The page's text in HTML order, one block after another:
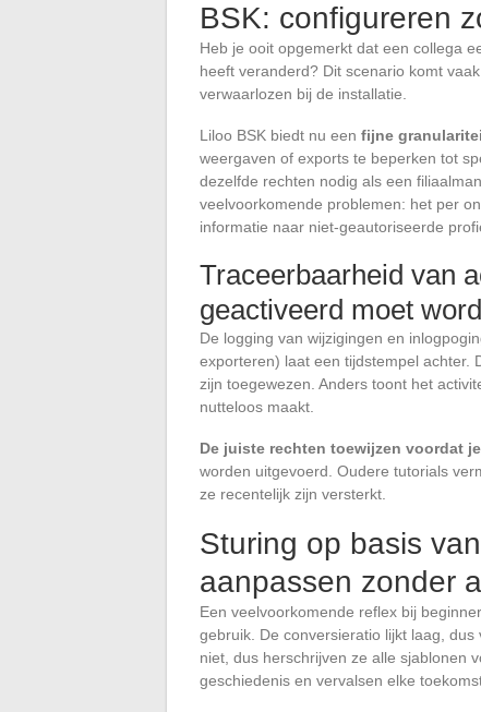
BSK: configureren
Heb je ooit opgemerkt dat een collega
heeft veranderd? Dit scenario komt
verwaarlozen bij de installatie.
Liloo BSK biedt nu een fijne
weergaven of exports te beperken tot
dezelfde rechten nodig als een
veelvoorkomende problemen: het per
informatie naar niet-geautoriseerde
Traceerbaarheid van
geactiveerd moet
De logging van wijzigingen en
exporteren) laat een tijdstempel achter.
zijn toegewezen. Anders toont het
nutteloos maakt.
De juiste rechten toewijzen voordat
worden uitgevoerd. Oudere tutorials
ze recentelijk zijn versterkt.
Sturing op basis
aanpassen zonder
Een veelvoorkomende reflex bij
gebruik. De conversieratio lijkt laag,
niet, dus herschrijven ze alle sjablonen
geschiedenis en vervalsen elke